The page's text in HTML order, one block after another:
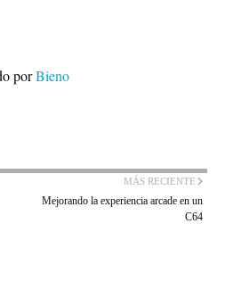
porBieno
MÁS RECIENTE
Mejorando la experiencia arcade en un
C64